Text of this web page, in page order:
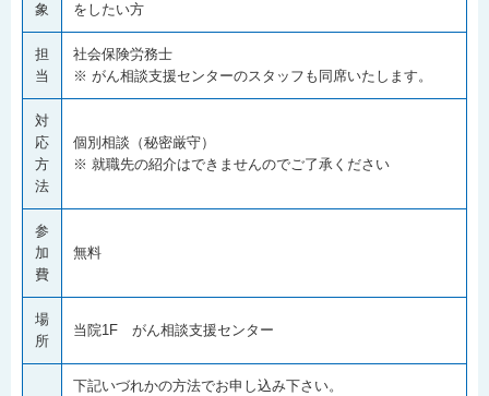
象
をしたい方
担
当
社会保険労務士
※ がん相談支援センターのスタッフも同席いたします。
対
応
方
法
個別相談（秘密厳守）
※ 就職先の紹介はできませんのでご了承ください
参
加
費
無料
場
所
当院1F がん相談支援センター
下記いづれかの方法でお申し込み下さい。